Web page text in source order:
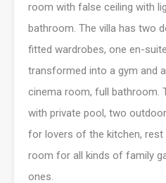
room with false ceiling with
bathroom. The villa has two
fitted wardrobes, one en-
transformed into a gym and
cinema room, full bathroom.
with private pool, two
for lovers of the kitchen, rest
room for all kinds of family
ones.